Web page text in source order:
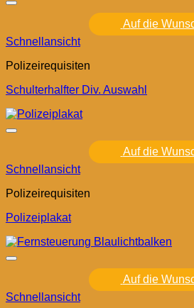
Auf die
Schnellansicht
Polizeirequisiten
Schulterhalfter Div. Auswahl
Auf die
Schnellansicht
Polizeirequisiten
Polizeiplakat
Auf die
Schnellansicht